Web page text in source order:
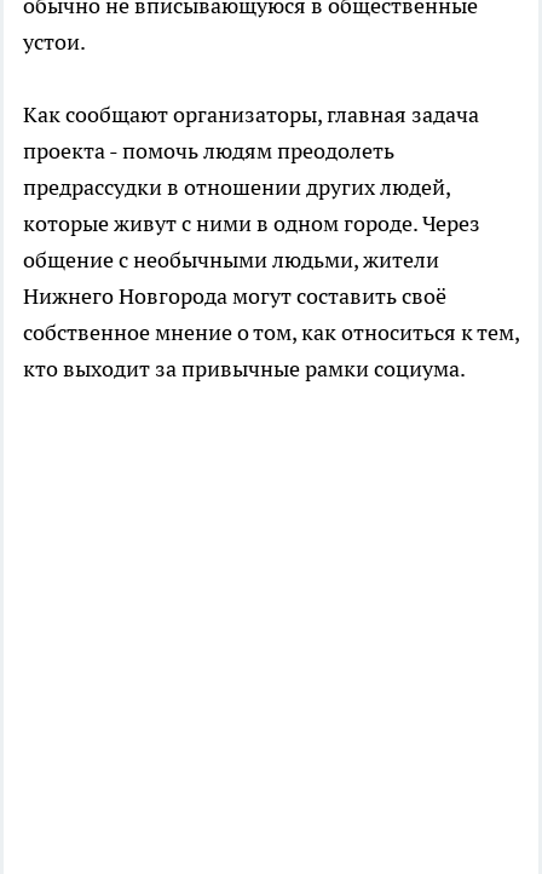
обычно не вписывающуюся в общественные
устои.
Как сообщают организаторы, главная задача
проекта - помочь людям преодолеть
предрассудки в отношении других людей,
которые живут с ними в одном городе. Через
общение с необычными людьми, жители
Нижнего Новгорода могут составить своё
собственное мнение о том, как относиться к тем,
кто выходит за привычные рамки социума.